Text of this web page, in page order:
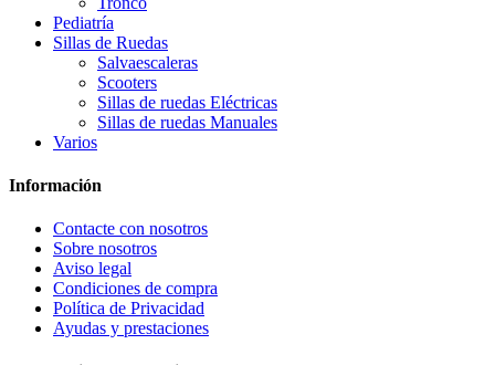
Pediatría
Sillas de Ruedas
Salvaescaleras
Scooters
Sillas de ruedas Eléctricas
Sillas de ruedas Manuales
Varios
Información
Contacte con nosotros
Sobre nosotros
Aviso legal
Condiciones de compra
Política de Privacidad
Ayudas y prestaciones